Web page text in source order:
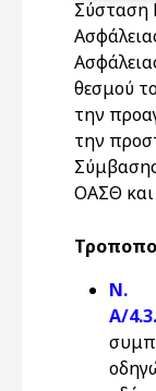
Σύσταση
θεσμού
την
την
ΟΑΣΘ και
N.
Α/